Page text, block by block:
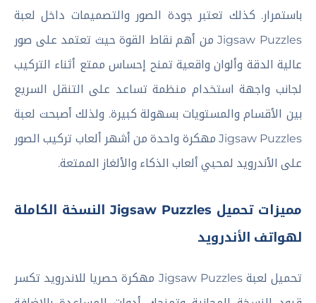
باستمرار. كذلك تعتبر جودة الصور والتصميمات داخل لعبة
Jigsaw Puzzles من أهم نقاط القوة حيث تعتمد على صور
عالية الدقة وألوان واقعية تمنح إحساس ممتع أثناء التركيب
لجانب واجهة استخدام منظمة تساعد على التنقل السريع
بين الأقسام والمستويات بسهولة كبيرة. ولذلك أصبحت لعبة
Jigsaw Puzzles مهكرة واحدة من أشهر ألعاب تركيب الصور
على الأندرويد لمحبي ألعاب الذكاء والألغاز الممتعة.
مميزات تحميل Jigsaw Puzzles النسخة الكاملة
لهواتف الأندرويد
تحميل لعبة Jigsaw Puzzles مهكرة حصريا للاندرويد تكسر